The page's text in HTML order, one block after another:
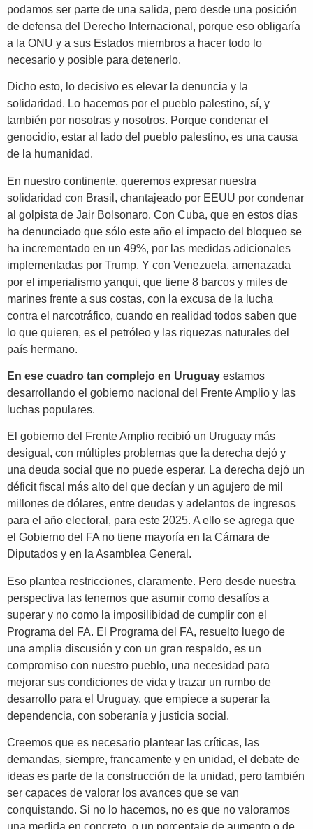
podamos ser parte de una salida, pero desde una posición
de defensa del Derecho Internacional, porque eso obligaría
a la ONU y a sus Estados miembros a hacer todo lo
necesario y posible para detenerlo.
Dicho esto, lo decisivo es elevar la denuncia y la
solidaridad. Lo hacemos por el pueblo palestino, sí, y
también por nosotras y nosotros. Porque condenar el
genocidio, estar al lado del pueblo palestino, es una causa
de la humanidad.
En nuestro continente, queremos expresar nuestra
solidaridad con Brasil, chantajeado por EEUU por condenar
al golpista de Jair Bolsonaro. Con Cuba, que en estos días
ha denunciado que sólo este año el impacto del bloqueo se
ha incrementado en un 49%, por las medidas adicionales
implementadas por Trump. Y con Venezuela, amenazada
por el imperialismo yanqui, que tiene 8 barcos y miles de
marines frente a sus costas, con la excusa de la lucha
contra el narcotráfico, cuando en realidad todos saben que
lo que quieren, es el petróleo y las riquezas naturales del
país hermano.
En ese cuadro tan complejo en Uruguay estamos
desarrollando el gobierno nacional del Frente Amplio y las
luchas populares.
El gobierno del Frente Amplio recibió un Uruguay más
desigual, con múltiples problemas que la derecha dejó y
una deuda social que no puede esperar. La derecha dejó un
déficit fiscal más alto del que decían y un agujero de mil
millones de dólares, entre deudas y adelantos de ingresos
para el año electoral, para este 2025. A ello se agrega que
el Gobierno del FA no tiene mayoría en la Cámara de
Diputados y en la Asamblea General.
Eso plantea restricciones, claramente. Pero desde nuestra
perspectiva las tenemos que asumir como desafíos a
superar y no como la imposilibidad de cumplir con el
Programa del FA. El Programa del FA, resuelto luego de
una amplia discusión y con un gran respaldo, es un
compromiso con nuestro pueblo, una necesidad para
mejorar sus condiciones de vida y trazar un rumbo de
desarrollo para el Uruguay, que empiece a superar la
dependencia, con soberanía y justicia social.
Creemos que es necesario plantear las críticas, las
demandas, siempre, francamente y en unidad, el debate de
ideas es parte de la construcción de la unidad, pero también
ser capaces de valorar los avances que se van
conquistando. Si no lo hacemos, no es que no valoramos
una medida en concreto, o un porcentaje de aumento o de